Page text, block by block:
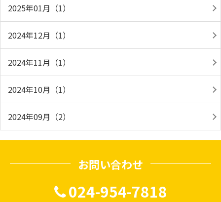
2025年01月（1）
2024年12月（1）
2024年11月（1）
2024年10月（1）
2024年09月（2）
お問い合わせ
024-954-7818